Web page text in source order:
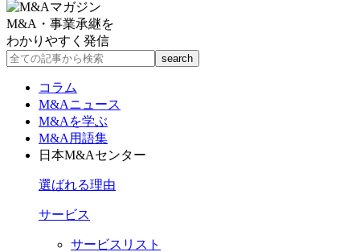
M&A・事業承継を
わかりやすく発信
コラム
M&Aニュース
M&Aを学ぶ
M&A用語集
日本M&Aセンター
選ばれる理由
サービス
サービスリスト